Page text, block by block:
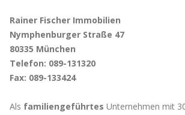
Rainer Fischer Immobilien
Nymphenburger Straße 47
80335 München
Telefon: 089-131320
Fax: 089-133424
Als familiengeführtes Unternehmen mit